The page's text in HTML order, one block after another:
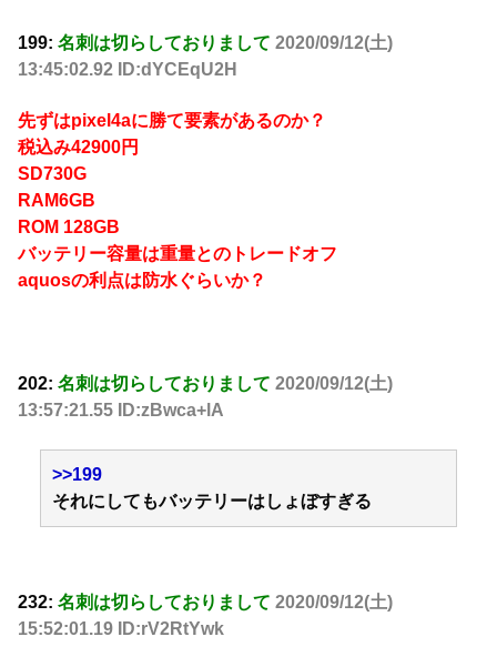
199: 名刺は切らしておりまして 2020/09/12(土)
13:45:02.92 ID:dYCEqU2H
先ずはpixel4aに勝て要素があるのか？
税込み42900円
SD730G
RAM6GB
ROM 128GB
バッテリー容量は重量とのトレードオフ
aquosの利点は防水ぐらいか？
202: 名刺は切らしておりまして 2020/09/12(土)
13:57:21.55 ID:zBwca+lA
>>199
それにしてもバッテリーはしょぼすぎる
232: 名刺は切らしておりまして 2020/09/12(土)
15:52:01.19 ID:rV2RtYwk